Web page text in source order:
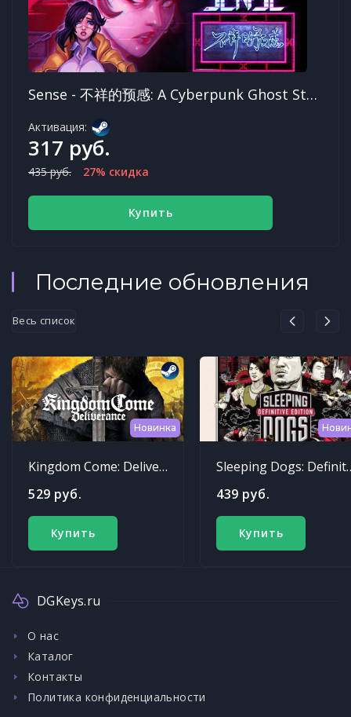
Sense - 不祥的预感: A Cyberpunk Ghost Story
Активация:
317 руб.
435 руб. 27% скидка
Купить
Последние обновления
Весь список
Новинка
Kingdom Come: Deliverance
529 руб.
Купить
Sleeping
439 руб.
Купить
DGKeys.ru
О нас
Каталог
Контакты
Политика конфиденциальности